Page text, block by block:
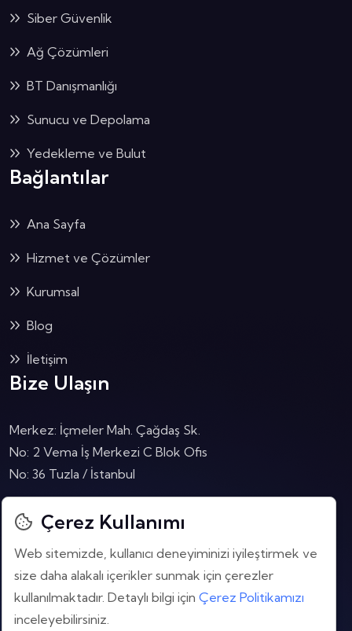
Çerez Kullanımı
Web sitemizde, kullanıcı deneyiminizi iyileştirmek ve
size daha alakalı içerikler sunmak için çerezler
kullanılmaktadır.Detaylı bilgi içinÇerez Politikamızı
inceleyebilirsiniz.
Siber Güvenlik
Ağ Çözümleri
BT Danışmanlığı
Sunucu ve Depolama
Yedekleme ve Bulut
Bağlantılar
Ana Sayfa
Hizmet ve Çözümler
Kurumsal
Blog
İletişim
Bize Ulaşın
Merkez: İçmeler Mah. Çağdaş Sk.
No: 2 Vema İş Merkezi C Blok Ofis
No: 36 Tuzla / İstanbul
Çalışma Saatlerimiz:
Pzt - Cum: 08:30 - 17:30
Bize Ulaşın:
+90 216 606 8 443